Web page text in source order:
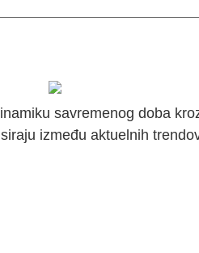
savremenog doba
između aktuelnih